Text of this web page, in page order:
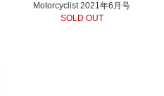
Motorcyclist 2021年6月号
SOLD OUT